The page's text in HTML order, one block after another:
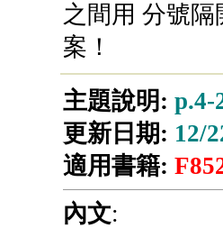
之間用 分號
案！
主題說明: p.4-
更新日期: 12/
適用書籍:
內文: